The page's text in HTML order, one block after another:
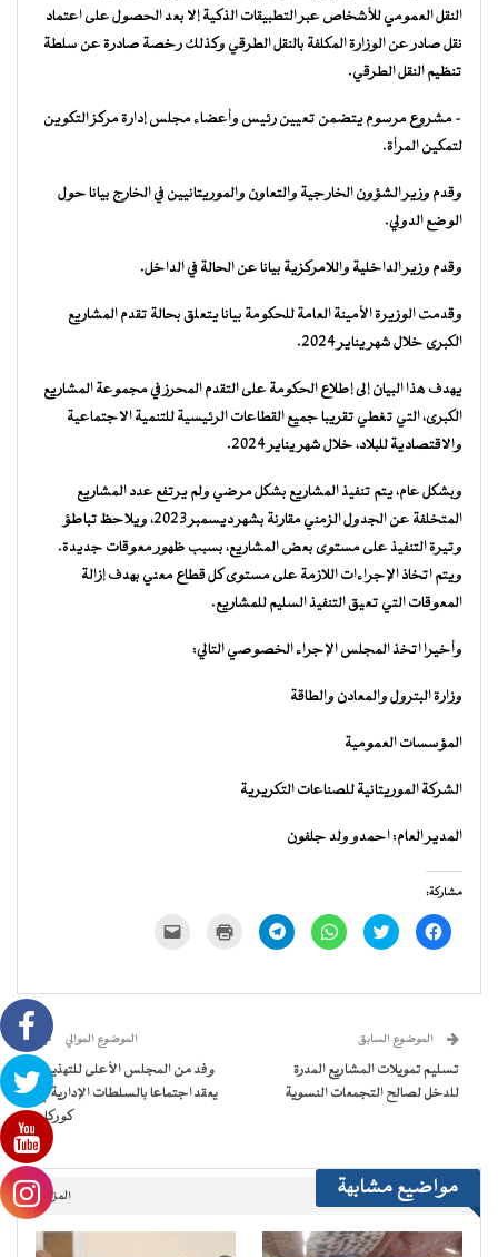
النقل العمومي للأشخاص عبر التطبيقات الذكية إلا بعد الحصول على اعتماد
نقل صادر عن الوزارة المكلفة بالنقل الطرقي وكذلك رخصة صادرة عن سلطة
تنظيم النقل الطرقي.
– مشروع مرسوم يتضمن تعيين رئيس وأعضاء مجلس إدارة مركز التكوين
لتمكين المرأة.
وقدم وزير الشؤون الخارجية والتعاون والموريتانيين في الخارج بيانا حول
الوضع الدولي.
وقدم وزير الداخلية واللامركزية بيانا عن الحالة في الداخل.
وقدمت الوزيرة الأمينة العامة للحكومة بيانا يتعلق بحالة تقدم المشاريع
الكبرى خلال شهر يناير 2024.
يهدف هذا البيان إلى إطلاع الحكومة على التقدم المحرز في مجموعة المشاريع
الكبرى، التي تغطي تقريبا جميع القطاعات الرئيسية للتنمية الاجتماعية
والاقتصادية للبلاد، خلال شهر يناير 2024.
وبشكل عام، يتم تنفيذ المشاريع بشكل مرضي ولم يرتفع عدد المشاريع
المتخلفة عن الجدول الزمني مقارنة بشهر ديسمبر 2023، ويلاحظ تباطؤ
وتيرة التنفيذ على مستوى بعض المشاريع، بسبب ظهور معوقات جديدة.
ويتم اتخاذ الإجراءات اللازمة على مستوى كل قطاع معني بهدف إزالة
المعوقات التي تعيق التنفيذ السليم للمشاريع.
وأخيرا اتخذ المجلس الإجراء الخصوصي التالي:
وزارة البترول والمعادن والطاقة
المؤسسات العمومية
الشركة الموريتانية للصناعات التكريرية
المدير العام: احمدو ولد جلفون
مشاركة:
انقر
للمشاركة
في
اضغط
للمشاركة
في
انقر
للمشاركة
في
انقر
للمشاركة
في
للطباعة
جديدة) الإلكتروني
نافذة
جديدة)
الموضوع السابق
تسليم تمويلات المشاريع المدرة
للدخل لصالح التجمعات النسوية
الموضوع الموالي
وفد من المجلس الأعلى للتهذيب
يعقد اجتماعا بالسلطات الإدارية في
كوركل
مواضيع مشابهة المزيد..